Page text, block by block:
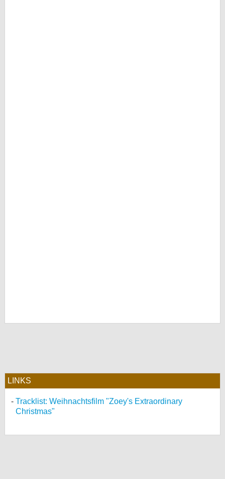
LINKS
Tracklist: Weihnachtsfilm "Zoey's Extraordinary
Christmas"